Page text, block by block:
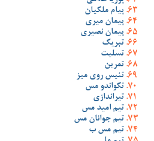
پیام ملکیان
پیمان میری
پیمان نصیری
تبریک
تسلیت
تمرین
تنیس روی میز
تکواندو مس
تیراندازی
تیم امید مس
تیم جوانان مس
تیم مس ب